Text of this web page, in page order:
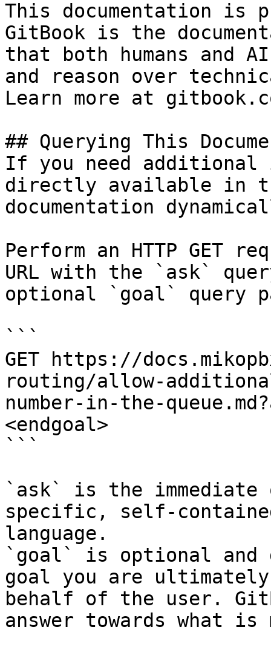
This documentation is
GitBook is the
that both humans and
and reason over
Learn more at
## Querying This
If you need
directly available in
documentation
Perform an HTTP GET
URL with the `ask`
optional `goal` query
```
GET https://
routing/allow-
number-in-the-
<endgoal>
```
`ask` is the
specific, self-
language.
`goal` is optional and
goal you are
behalf of the user.
answer towards what